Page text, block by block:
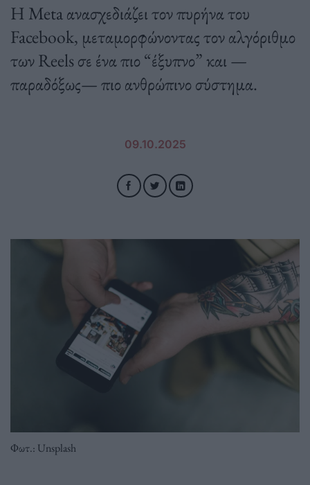
Η Meta ανασχεδιάζει τον πυρήνα του
Facebook, μεταμορφώνοντας τον αλγόριθμο
των Reels σε ένα πιο “έξυπνο” και —
παραδόξως— πιο ανθρώπινο σύστημα.
09.10.2025
Φωτ.: Unsplash